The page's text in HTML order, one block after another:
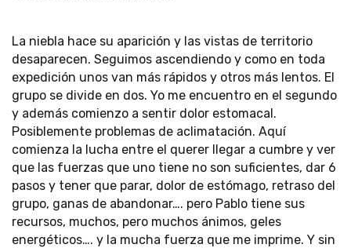
La niebla hace su aparición y las vistas de territorio
desaparecen. Seguimos ascendiendo y como en toda
expedición unos van más rápidos y otros más lentos. El
grupo se divide en dos. Yo me encuentro en el segundo
y además comienzo a sentir dolor estomacal.
Posiblemente problemas de aclimatación. Aquí
comienza la lucha entre el querer llegar a cumbre y ver
que las fuerzas que uno tiene no son suficientes, dar 6
pasos y tener que parar, dolor de estómago, retraso del
grupo, ganas de abandonar…. pero Pablo tiene sus
recursos, muchos, pero muchos ánimos, geles
energéticos…. y la mucha fuerza que me imprime. Y sin